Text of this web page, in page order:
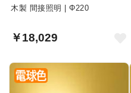
木製 間接照明 | Φ220
￥18,029